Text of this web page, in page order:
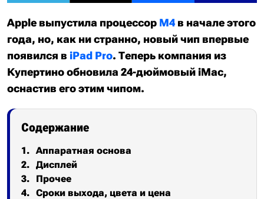
Apple выпустила процессор M4 в начале этого
года, но, как ни странно, новый чип впервые
появился в iPad Pro. Теперь компания из
Купертино обновила 24-дюймовый iMac,
оснастив его этим чипом.
Содержание
Аппаратная основа
Дисплей
Прочее
Сроки выхода, цвета и цена